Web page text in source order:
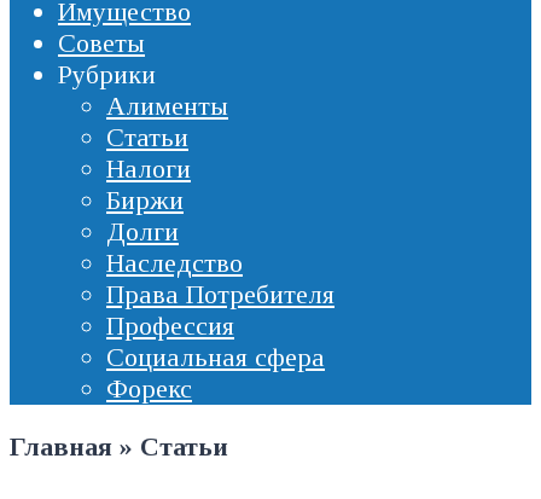
Имущество
Советы
Рубрики
Алименты
Статьи
Налоги
Биржи
Долги
Наследство
Права Потребителя
Профессия
Социальная сфера
Форекс
Главная » Статьи